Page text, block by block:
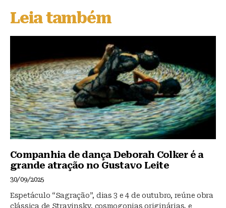
s
k
y
e
b
o
o
k
s
A
p
p
Leia também
Companhia de dança Deborah Colker é a
grande atração no Gustavo Leite
30/09/2025
Espetáculo “Sagração”, dias 3 e 4 de outubro, reúne obra
clássica de Stravinsky, cosmogonias originárias, e